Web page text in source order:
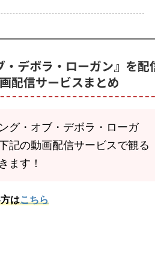
・デボラ・ローガン』を配
配信サービスまとめ
ング・オブ・デボラ・ローガ
記の動画配信サービスで観る
ます！
はこちら